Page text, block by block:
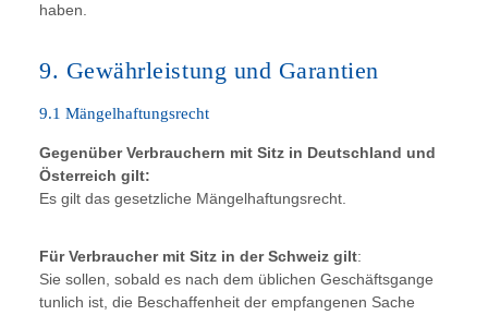
haben.
9. Gewährleistung und Garantien
9.1 Mängelhaftungsrecht
Gegenüber Verbrauchern mit Sitz in Deutschland und
Österreich gilt:
Es gilt das gesetzliche Mängelhaftungsrecht.
Für Verbraucher mit Sitz in der Schweiz gilt:
Sie sollen, sobald es nach dem üblichen Geschäftsgange
tunlich ist, die Beschaffenheit der empfangenen Sache